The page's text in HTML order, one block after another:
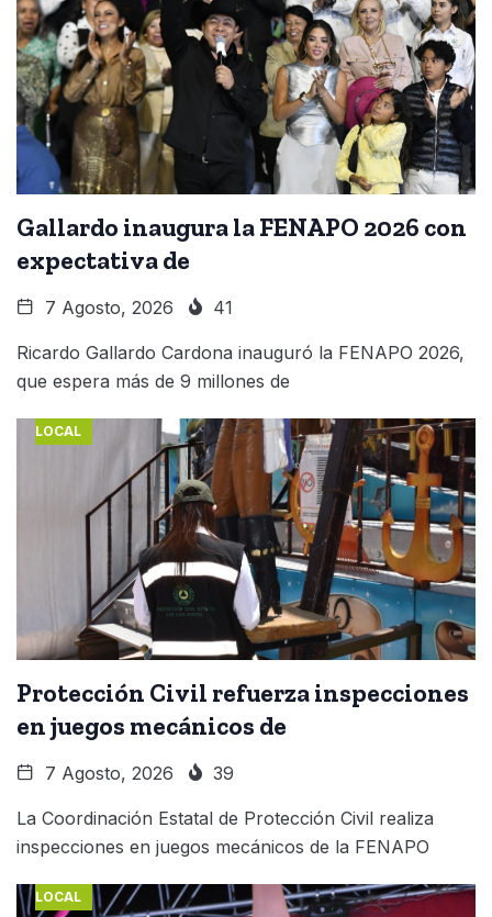
Gallardo inaugura la FENAPO 2026 con
expectativa de
7 Agosto, 2026 41
Ricardo Gallardo Cardona inauguró la FENAPO 2026,
que espera más de 9 millones de
LOCAL
Protección Civil refuerza inspecciones
en juegos mecánicos de
7 Agosto, 2026 39
La Coordinación Estatal de Protección Civil realiza
inspecciones en juegos mecánicos de la FENAPO
LOCAL